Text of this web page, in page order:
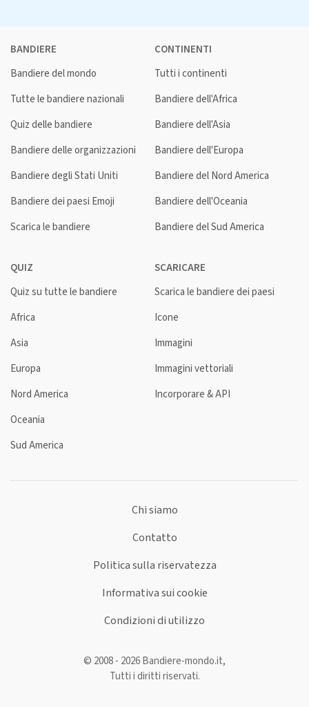
BANDIERE
Bandiere del mondo
Tutte le bandiere nazionali
Quiz delle bandiere
Bandiere delle organizzazioni
Bandiere degli Stati Uniti
Bandiere dei paesi Emoji
Scarica le bandiere
CONTINENTI
Tutti i continenti
Bandiere dell'Africa
Bandiere dell'Asia
Bandiere dell'Europa
Bandiere del Nord America
Bandiere dell'Oceania
Bandiere del Sud America
QUIZ
Quiz su tutte le bandiere
Africa
Asia
Europa
Nord America
Oceania
Sud America
SCARICARE
Scarica le bandiere dei paesi
Icone
Immagini
Immagini vettoriali
Incorporare & API
Chi siamo
Contatto
Politica sulla riservatezza
Informativa sui cookie
Condizioni di utilizzo
© 2008 - 2026 Bandiere-mondo.it,
Tutti i diritti riservati.